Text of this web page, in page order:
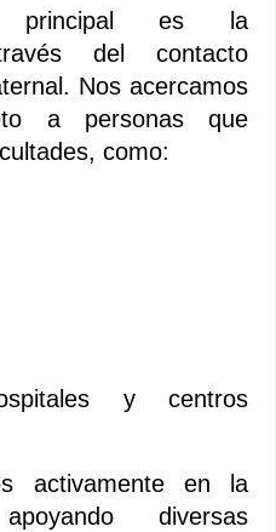
principal es la
del contacto
Nos acercamos
a personas que
como:
y centros
activamente en la
diversas